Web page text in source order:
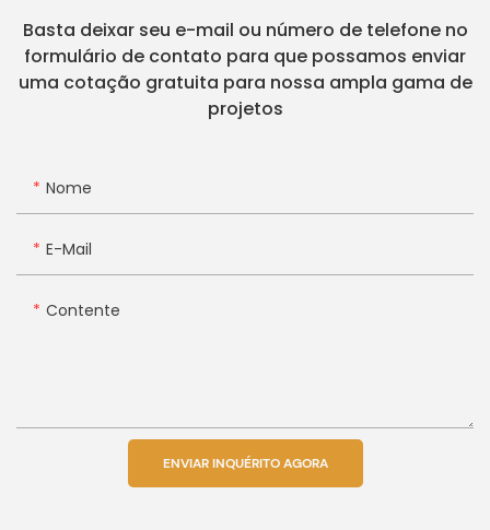
Basta deixar seu e-mail ou número de telefone no
formulário de contato para que possamos enviar
uma cotação gratuita para nossa ampla gama de
projetos
Nome
E-Mail
Contente
ENVIAR INQUÉRITO AGORA